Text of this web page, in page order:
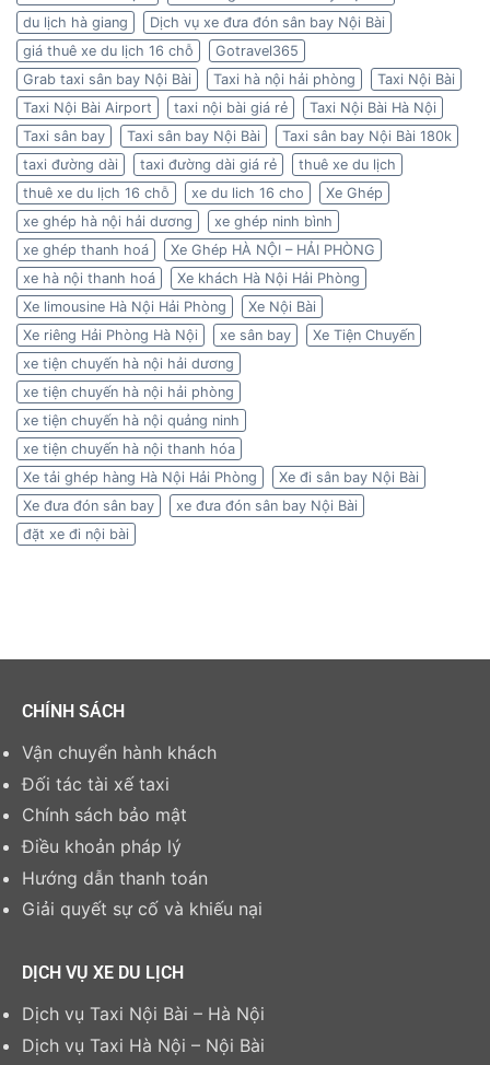
du lịch hà giang
Dịch vụ xe đưa đón sân bay Nội Bài
giá thuê xe du lịch 16 chỗ
Gotravel365
Grab taxi sân bay Nội Bài
Taxi hà nội hải phòng
Taxi Nội Bài
Taxi Nội Bài Airport
taxi nội bài giá rẻ
Taxi Nội Bài Hà Nội
Taxi sân bay
Taxi sân bay Nội Bài
Taxi sân bay Nội Bài 180k
taxi đường dài
taxi đường dài giá rẻ
thuê xe du lịch
thuê xe du lịch 16 chỗ
xe du lich 16 cho
Xe Ghép
xe ghép hà nội hải dương
xe ghép ninh bình
xe ghép thanh hoá
Xe Ghép HÀ NỘI – HẢI PHÒNG
xe hà nội thanh hoá
Xe khách Hà Nội Hải Phòng
Xe limousine Hà Nội Hải Phòng
Xe Nội Bài
Xe riêng Hải Phòng Hà Nội
xe sân bay
Xe Tiện Chuyến
xe tiện chuyến hà nội hải dương
xe tiện chuyến hà nội hải phòng
xe tiện chuyến hà nội quảng ninh
xe tiện chuyến hà nội thanh hóa
Xe tải ghép hàng Hà Nội Hải Phòng
Xe đi sân bay Nội Bài
Xe đưa đón sân bay
xe đưa đón sân bay Nội Bài
đặt xe đi nội bài
CHÍNH SÁCH
Vận chuyển hành khách
Đối tác tài xế taxi
Chính sách bảo mật
Điều khoản pháp lý
Hướng dẫn thanh toán
Giải quyết sự cố và khiếu nại
DỊCH VỤ XE DU LỊCH
Dịch vụ Taxi Nội Bài – Hà Nội
Dịch vụ Taxi Hà Nội – Nội Bài